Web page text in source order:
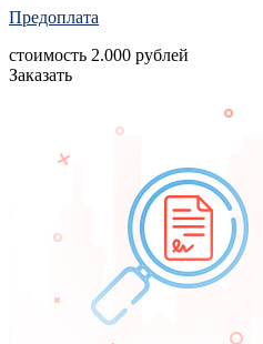
Предоплата
стоимость 2.000 рублей
Заказать